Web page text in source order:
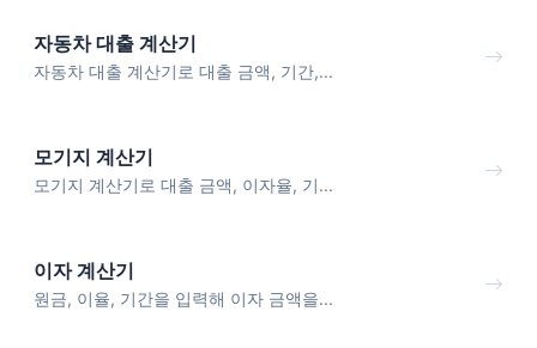
자동차 대출 계산기
자동차 대출 계산기로 대출 금액, 기간,...
모기지 계산기
모기지 계산기로 대출 금액, 이자율, 기...
이자 계산기
원금, 이율, 기간을 입력해 이자 금액을...